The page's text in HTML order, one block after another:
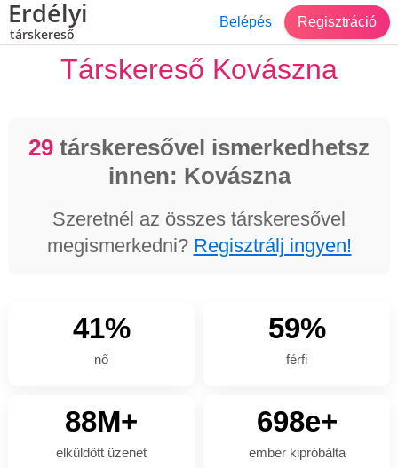
Erdélyi
társkereső
Belépés Regisztráció
Társkereső Kovászna
29 társkeresővel ismerkedhetsz
innen: Kovászna
Szeretnél az összes társkeresővel
megismerkedni? Regisztrálj ingyen!
41%
nő
59%
férfi
88M+
elküldött üzenet
698e+
ember kipróbálta